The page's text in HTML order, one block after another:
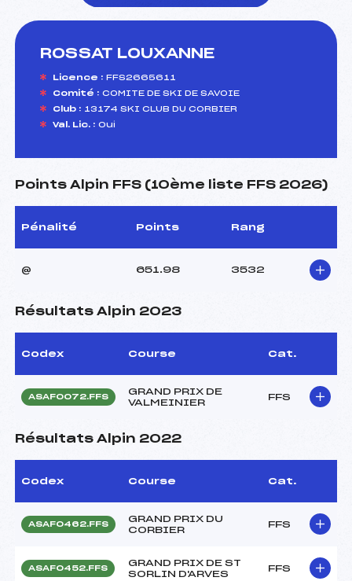
ROSSAT LOUXANNE
Licence : FFS2665611
Comité : COMITE DE SKI DE SAVOIE
Club : 13174 SKI CLUB DU CORBIER
Val. Lic. : Oui
Points Alpin FFS (10ème liste FFS 2026)
Pénalité Points Rang
@ 651.98 3532
Résultats Alpin 2023
Codex Course Cat.
ASAF0072.FFS
GRAND PRIX DE
VALMEINIER
FFS
Résultats Alpin 2022
Codex Course Cat.
ASAF0462.FFS
GRAND PRIX DU
CORBIER
FFS
ASAF0452.FFS
GRAND PRIX DE ST
SORLIN D'ARVES
FFS